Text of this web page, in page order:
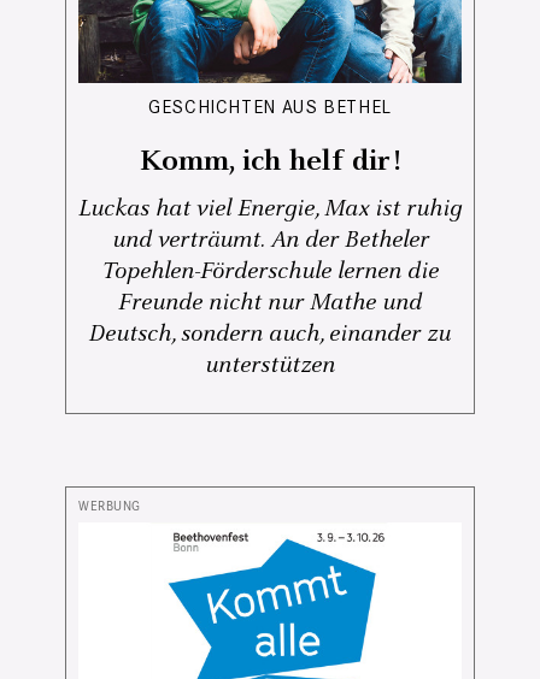
GESCHICHTEN AUS BETHEL
Komm, ich helf dir!
Luckas hat viel Energie, Max ist ruhig
und verträumt. An der Betheler
Topehlen-Förderschule lernen die
Freunde nicht nur Mathe und
Deutsch, sondern auch, einander zu
unterstützen